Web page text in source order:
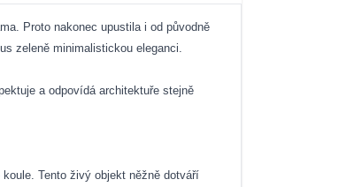
Proto nakonec upustila i od původně
zeleně minimalistickou eleganci.
a odpovídá architektuře stejně
Tento živý objekt něžně dotváří